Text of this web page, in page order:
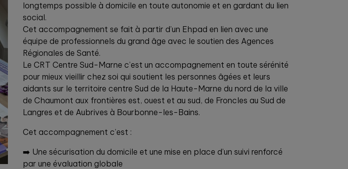
longtemps possible à domicile en toute autonomie et en gardant du lien
social.
Cet accompagnement se fait à partir d’un Ehpad en lien avec une
équipe de professionnels du grand âge avec le soutien des Agences
Régionales de Santé.
Le CRT Centre Sud-Marne c’est un accompagnement en toute sérénité
pour mieux vieillir chez soi qui soutient les personnes âgées et leurs
aidants sur le territoire centre Sud de la Haute-Marne du nord de la ville
de Chaumont aux frontières est, ouest et au sud, de Froncles au Sud de
Langres et de Aubrives à Bourbonne-les-Bains.
Cet accompagnement c’est :
➡️ Une sécurisation du domicile et une mise en place d’un suivi renforcé
par une évaluation globale